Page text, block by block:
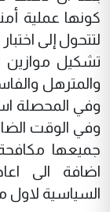
كونها عملية
لتتحول إلى
تشكيل موازين
والمترهل
وفي المحصلة
وفي الوقت
جميعها
اضافة الى
السياسية لاول